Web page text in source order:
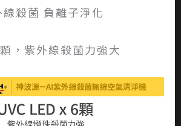
殺菌 負離子淨化
，紫外線殺菌力強大